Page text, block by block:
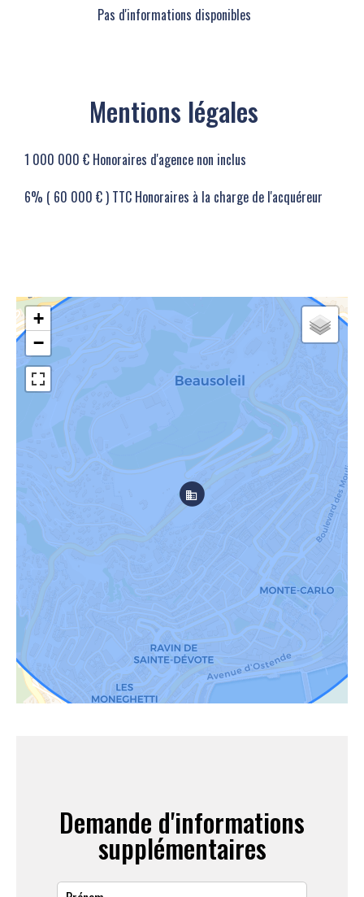
Pas d'informations disponibles
Mentions légales
1 000 000 € Honoraires d'agence non inclus
6% ( 60 000 € ) TTC Honoraires à la charge de l'acquéreur
+
−
Demande d'informations
supplémentaires